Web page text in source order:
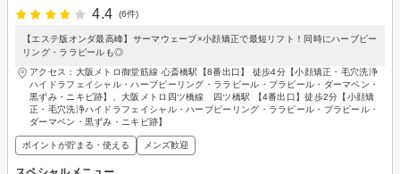
4.4
(6件)
【エステ版オンダ最高峰】サーマウェーブ×小顔矯正で最短リフト！同時にハーブピー
リング・ララピールも◎
アクセス：大阪メトロ御堂筋線 心斎橋駅【8番出口】 徒歩4分【小顔矯正・毛穴洗浄
ハイドラフェイシャル・ハーブピーリング・ララピール・プラピール・ダーマペン・
黒ずみ・ニキビ跡】、大阪メトロ四ツ橋線 四ツ橋駅 【4番出口】徒歩2分【小顔矯
正・毛穴洗浄ハイドラフェイシャル・ハーブピーリング・ララピール・プラピール・
ダーマペン・黒ずみ・ニキビ跡】
ポイントが貯まる・使える メンズ歓迎